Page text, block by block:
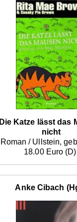
Die Katze lässt das
nicht
Roman / Ullstein,
18.00 Euro
Anke Cibach